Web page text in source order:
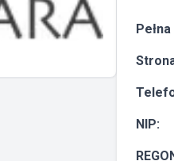
NIP: